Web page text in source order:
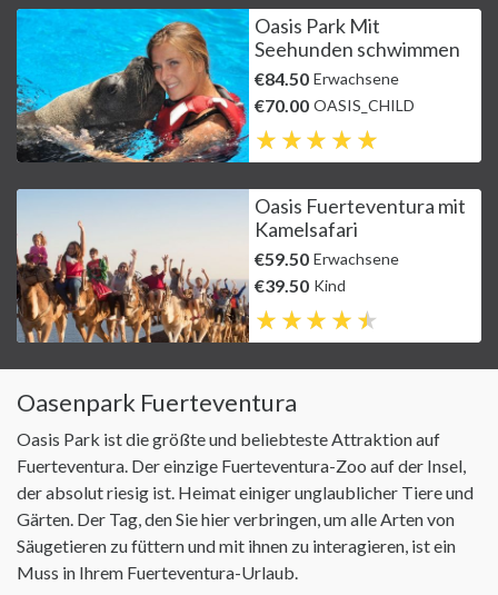
Oasis Park Mit
Seehunden schwimmen
€84.50 Erwachsene
€70.00 OASIS_CHILD
Oasis Fuerteventura mit
Kamelsafari
€59.50 Erwachsene
€39.50 Kind
Oasenpark Fuerteventura
Oasis Park ist die größte und beliebteste Attraktion auf
Fuerteventura. Der einzige Fuerteventura-Zoo auf der Insel,
der absolut riesig ist. Heimat einiger unglaublicher Tiere und
Gärten. Der Tag, den Sie hier verbringen, um alle Arten von
Säugetieren zu füttern und mit ihnen zu interagieren, ist ein
Muss in Ihrem Fuerteventura-Urlaub.